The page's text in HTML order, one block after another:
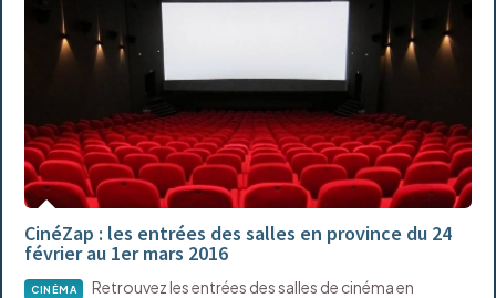
CinéZap : les entrées des salles en province du 24
février au 1er mars 2016
CINÉMA
Retrouvez les entrées des salles de cinéma en